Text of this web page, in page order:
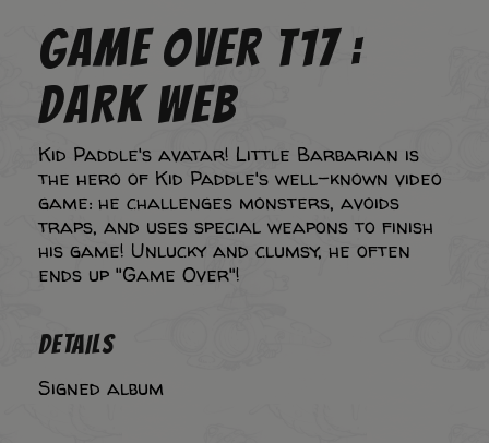
GAME OVER T17 :
DARK WEB
Kid Paddle's avatar! Little Barbarian is
the hero of Kid Paddle's well-known video
game: he challenges monsters, avoids
traps, and uses special weapons to finish
his game! Unlucky and clumsy, he often
ends up "Game Over"!
DETAILS
Signed album